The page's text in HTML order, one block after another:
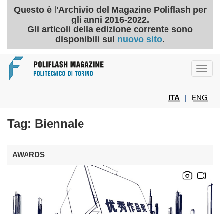
Questo è l'Archivio del Magazine Poliflash per
gli anni 2016-2022.
Gli articoli della edizione corrente sono
disponibili sul nuovo sito.
ITA ENG
Tag: Biennale
AWARDS